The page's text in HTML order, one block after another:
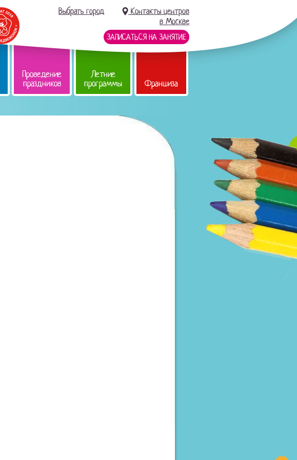
Выбрать город
Контакты центров
в Москве
ЗАПИСАТЬСЯ НА ЗАНЯТИЕ
Проведение
праздников
Летние
программы Франшиза